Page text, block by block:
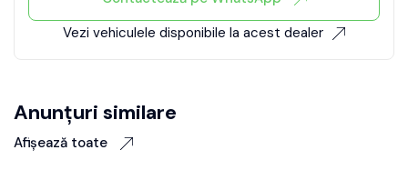
Vezi vehiculele disponibile la acest dealer
Anunțuri similare
Afișează toate